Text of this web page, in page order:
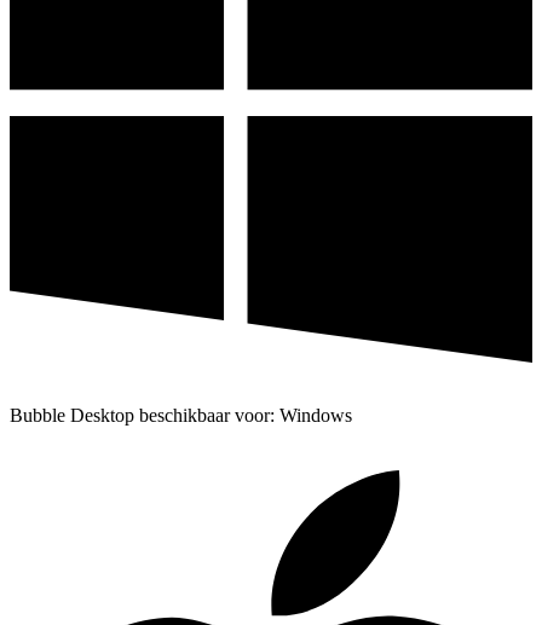
Bubble Desktop beschikbaar voor: Windows